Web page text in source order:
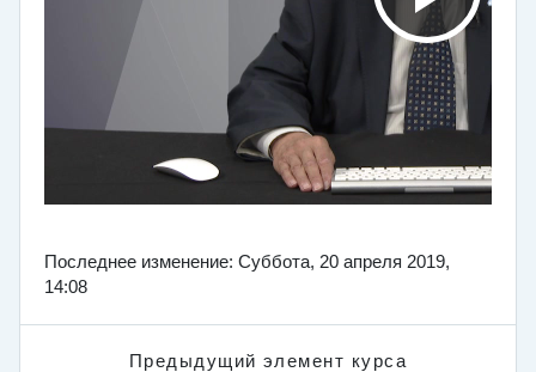
Последнее изменение: Суббота, 20 апреля 2019,
14:08
Предыдущий элемент курса